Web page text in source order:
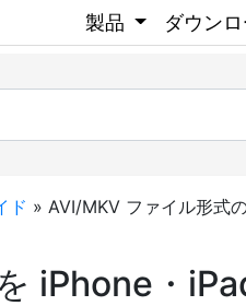
製品 ダウン
ド » AVI/MKV ファイル形式
iPhone・